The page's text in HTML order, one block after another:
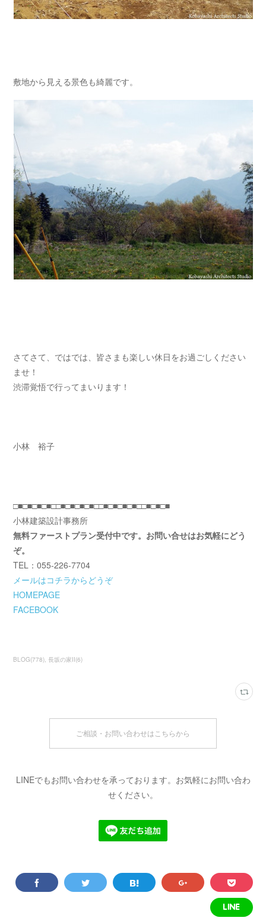
敷地から見える景色も綺麗です。
さてさて、ではでは、皆さまも楽しい休日をお過ごしください
ませ！
渋滞覚悟で行ってまいります！
小林 裕子
□■□■□■□■□□■□■□■□■□□■□■□■□■□□■□■□■
小林建築設計事務所
無料ファーストプラン受付中です。お問い合せはお気軽にどう
ぞ。
TEL：055-226-7704
メールはコチラからどうぞ
HOMEPAGE
FACEBOOK
BLOG(778) 長坂の家Ⅱ(6)
ご相談・お問い合わせはこちらから
LINEでもお問い合わせを承っております。お気軽にお問い合わ
せください。